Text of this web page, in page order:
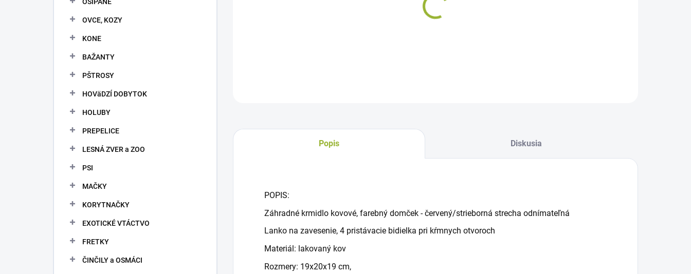
OVCE, KOZY
KONE
BAŽANTY
PŠTROSY
HOVäDZÍ DOBYTOK
HOLUBY
PREPELICE
LESNÁ ZVER a ZOO
PSI
MAČKY
KORYTNAČKY
EXOTICKÉ VTÁCTVO
FRETKY
ČINČILY a OSMÁCI
Popis Diskusia
POPIS:
Záhradné krmidlo kovové, farebný domček - červený/strieborná strecha odnímateľná
Lanko na zavesenie, 4 pristávacie bidielka pri kŕmnych otvoroch
Materiál: lakovaný kov
Rozmery: 19x20x19 cm,